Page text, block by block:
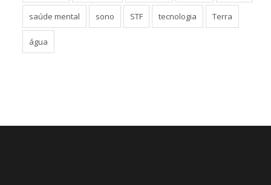
saúde mental sono STF tecnologia Terra
água